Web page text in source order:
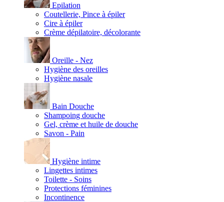
Epilation
Coutellerie, Pince à épiler
Cire à épiler
Crème dépilatoire, décolorante
Oreille - Nez
Hygiène des oreilles
Hygiène nasale
Bain Douche
Shampoing douche
Gel, crème et huile de douche
Savon - Pain
Hygiène intime
Lingettes intimes
Toilette - Soins
Protections féminines
Incontinence